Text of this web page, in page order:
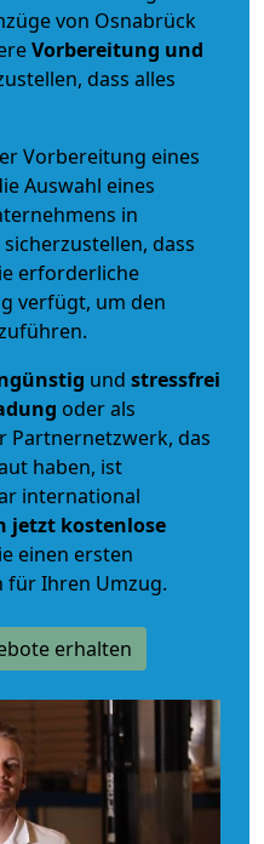
von Osnabrück
Vorbereitung und
dass alles
Vorbereitung eines
Auswahl eines
in
dass
erforderliche
verfügt, um den
und stressfrei
oder als
Partnernetzwerk, das
haben, ist
international
jetzt kostenlose
einen ersten
für Ihren Umzug.
erhalten